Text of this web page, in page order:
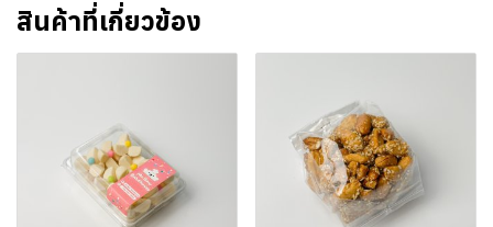
สินค้าที่เกี่ยวข้อง